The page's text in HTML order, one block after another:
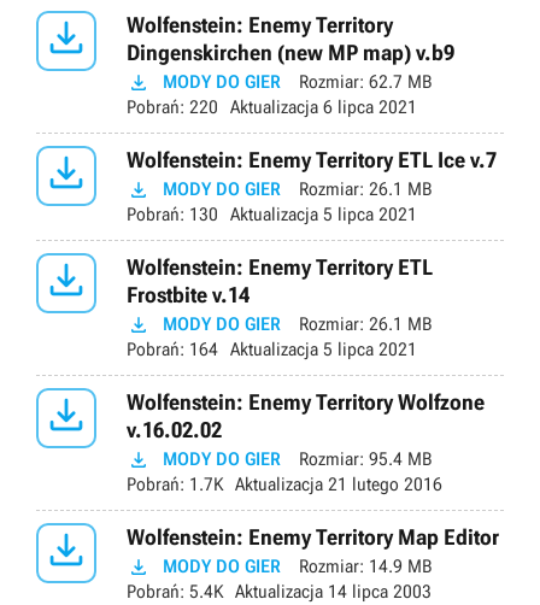

Wolfenstein: Enemy Territory
Dingenskirchen (new MP map) v.b9
 MODY DO GIER Rozmiar: 62.7 MB
Pobrań: 220 Aktualizacja 6 lipca 2021
 Wolfenstein: Enemy Territory ETL Ice v.7
 MODY DO GIER Rozmiar: 26.1 MB
Pobrań: 130 Aktualizacja 5 lipca 2021

Wolfenstein: Enemy Territory ETL
Frostbite v.14
 MODY DO GIER Rozmiar: 26.1 MB
Pobrań: 164 Aktualizacja 5 lipca 2021

Wolfenstein: Enemy Territory Wolfzone
v.16.02.02
 MODY DO GIER Rozmiar: 95.4 MB
Pobrań: 1.7K Aktualizacja 21 lutego 2016
 Wolfenstein: Enemy Territory Map Editor
 MODY DO GIER Rozmiar: 14.9 MB
Pobrań: 5.4K Aktualizacja 14 lipca 2003